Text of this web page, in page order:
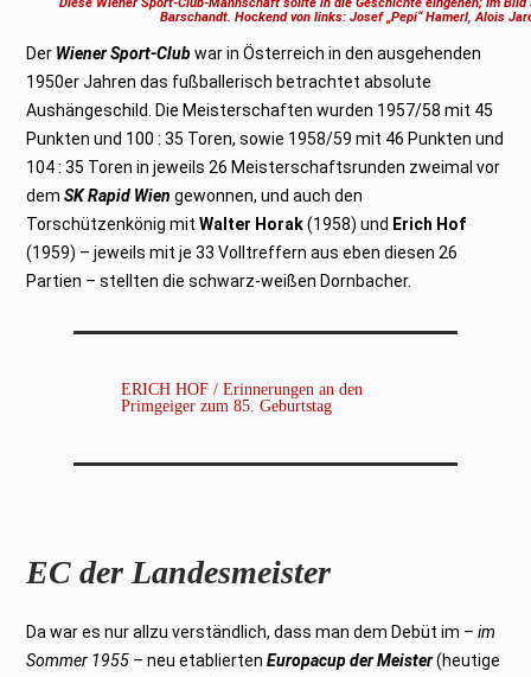
0
Barschandt. Hockend von links: Josef „Pepi“ Hamerl, Alois
Der Wiener Sport-Clubwar in Österreich in den ausgehenden
1950er Jahren das fußballerisch betrachtet absolute
Aushängeschild. Die Meisterschaften wurden 1957/58 mit 45
Punkten und 100 : 35 Toren, sowie 1958/59 mit 46 Punkten und
104 : 35 Toren in jeweils 26 Meisterschaftsrunden zweimal vor
demSK Rapid Wien gewonnen, und auch den
Torschützenkönig mitWalter Horak(1958) und Erich Hof
(1959) – jeweils mit je 33 Volltreffern aus eben diesen 26
Partien – stellten die schwarz-weißen Dornbacher.
ERICH HOF / Erinnerungen an den
Primgeiger zum 85. Geburtstag
EC der Landesmeister
Da war es nur allzu verständlich, dass man dem Debüt im –im
Sommer 1955 – neu etabliertenEuropacup der Meister(heutige